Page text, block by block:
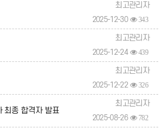
최고관리자
2025-12-30 343
최고관리자
2025-12-24 439
최고관리자
2025-12-22 326
최종 합격자 발표
최고관리자
2025-08-26 782